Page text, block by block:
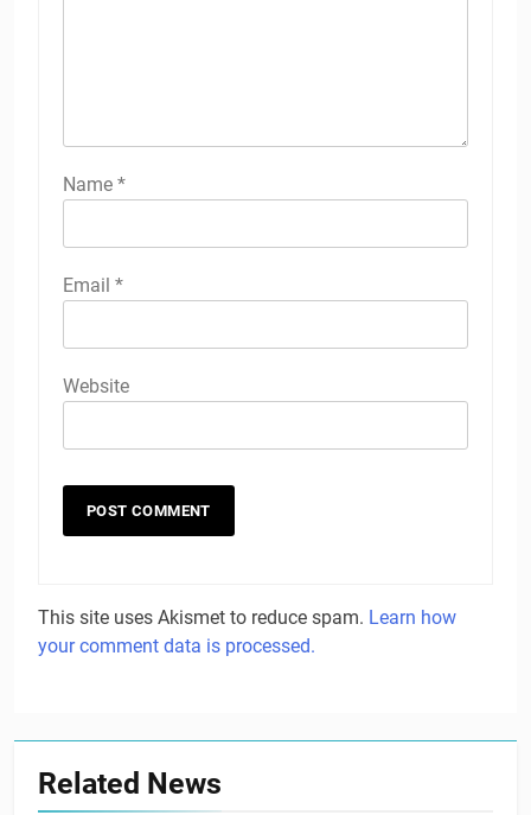
Name *
Email *
Website
This site uses Akismet to reduce spam. Learn how
your comment data is processed.
Related News